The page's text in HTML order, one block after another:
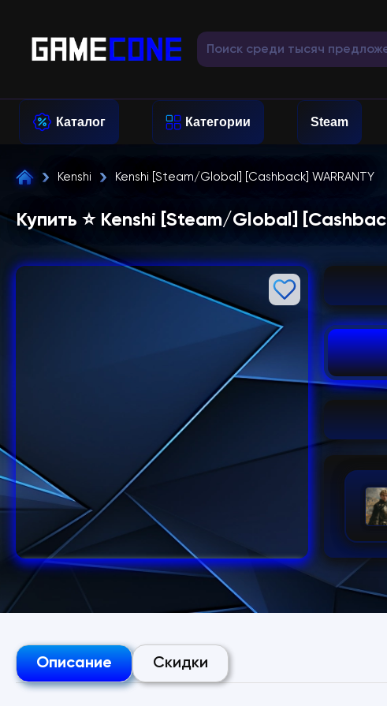
Каталог Категории Steam
Kenshi Kenshi [Steam/Global] [Cashback] WARRANTY
Купить ⭐️ Kenshi [Steam/Global]
Описание Скидки